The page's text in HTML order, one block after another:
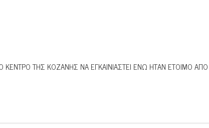
ΚΕΝΤΡΟ ΤΗΣ ΚΟΖΑΝΗΣ ΝΑ ΕΓΚΑΙΝΙΑΣΤΕΙ ΕΝΩ ΗΤΑΝ ΕΤΟΙΜΟ